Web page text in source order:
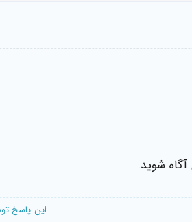
آگاه شوید.
این پاسخ